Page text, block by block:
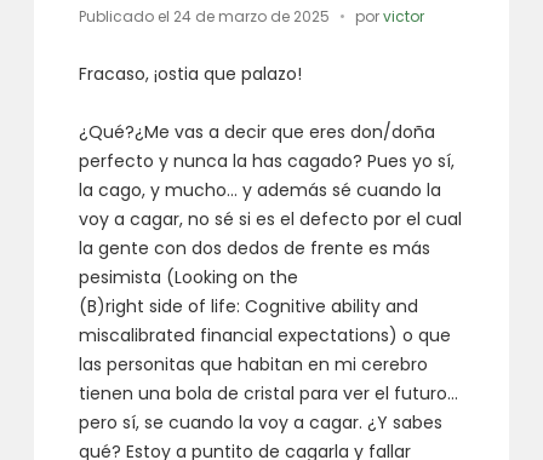
Publicado el 24 de marzo de 2025 porvictor
Fracaso, ¡ostia que palazo!
¿Qué?¿Me vas a decir que eres don/doña
perfecto y nunca la has cagado? Pues yo sí,
la cago, y mucho… y además sé cuando la
voy a cagar, no sé si es el defecto por el cual
la gente con dos dedos de frente es más
pesimista (Looking on the
(B)right side of life: Cognitive ability and
miscalibrated financial expectations) o que
las personitas que habitan en mi cerebro
tienen una bola de cristal para ver el futuro…
pero sí, se cuando la voy a cagar. ¿Y sabes
qué? Estoy a puntito de cagarla y fallar